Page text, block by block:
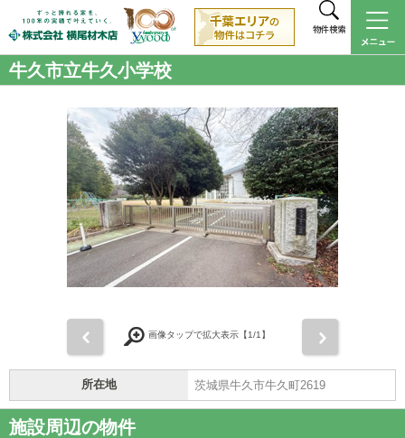
物件検索
牛久市立牛久小学校
画像タップで拡大表示【1/1】
所在地 茨城県牛久市牛久町2619
施設周辺の物件